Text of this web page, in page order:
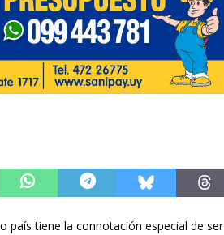
país tiene la connotación especial de ser